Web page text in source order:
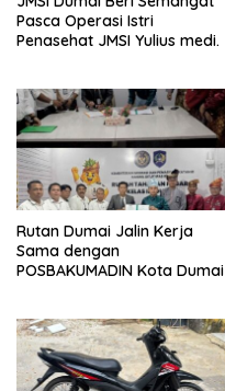
Pasca Operasi Istri
Penasehat JMSI Yulius medi.
Rutan Dumai Jalin Kerja
Sama dengan
POSBAKUMADIN Kota Dumai